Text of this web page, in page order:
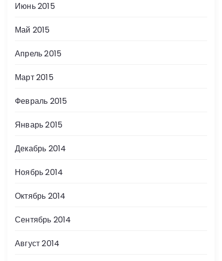
Июнь 2015
Май 2015
Апрель 2015
Март 2015
Февраль 2015
Январь 2015
Декабрь 2014
Ноябрь 2014
Октябрь 2014
Сентябрь 2014
Август 2014